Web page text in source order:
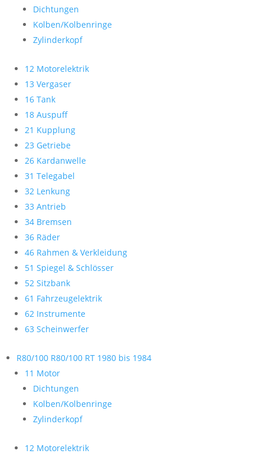
Dichtungen
Kolben/Kolbenringe
Zylinderkopf
12 Motorelektrik
13 Vergaser
16 Tank
18 Auspuff
21 Kupplung
23 Getriebe
26 Kardanwelle
31 Telegabel
32 Lenkung
33 Antrieb
34 Bremsen
36 Räder
46 Rahmen & Verkleidung
51 Spiegel & Schlösser
52 Sitzbank
61 Fahrzeugelektrik
62 Instrumente
63 Scheinwerfer
R80/100 R80/100 RT 1980 bis 1984
11 Motor
Dichtungen
Kolben/Kolbenringe
Zylinderkopf
12 Motorelektrik